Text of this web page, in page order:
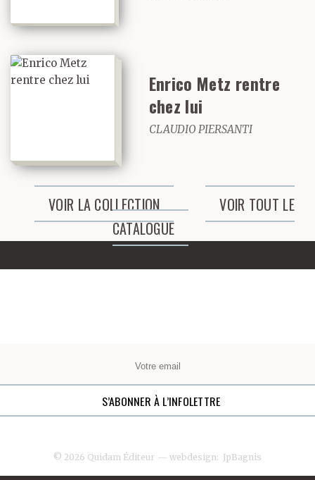
Enrico Metz rentre
chez lui
CLAUDIO PIERSANTI
VOIR LA COLLECTION
VOIR TOUT LE
CATALOGUE
© 2026 Quidam Éditeur — webdesign: JpBagnis